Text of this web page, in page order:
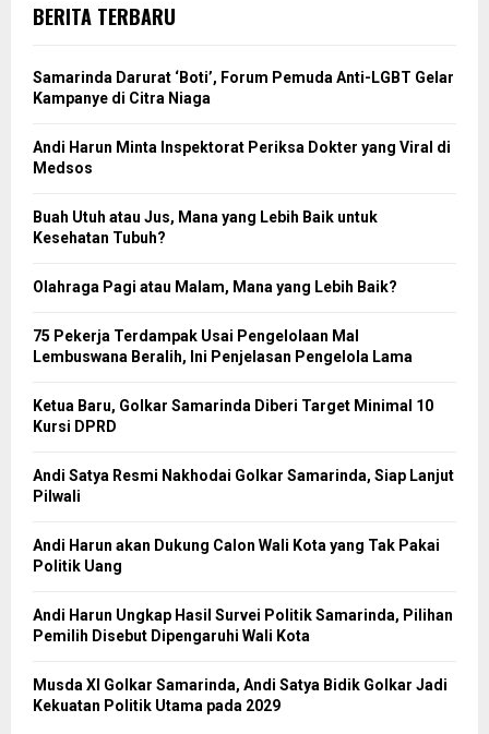
BERITA TERBARU
Samarinda Darurat ‘Boti’, Forum Pemuda Anti-LGBT Gelar
Kampanye di Citra Niaga
Andi Harun Minta Inspektorat Periksa Dokter yang Viral di
Medsos
Buah Utuh atau Jus, Mana yang Lebih Baik untuk
Kesehatan Tubuh?
Olahraga Pagi atau Malam, Mana yang Lebih Baik?
75 Pekerja Terdampak Usai Pengelolaan Mal
Lembuswana Beralih, Ini Penjelasan Pengelola Lama
Ketua Baru, Golkar Samarinda Diberi Target Minimal 10
Kursi DPRD
Andi Satya Resmi Nakhodai Golkar Samarinda, Siap Lanjut
Pilwali
Andi Harun akan Dukung Calon Wali Kota yang Tak Pakai
Politik Uang
Andi Harun Ungkap Hasil Survei Politik Samarinda, Pilihan
Pemilih Disebut Dipengaruhi Wali Kota
Musda XI Golkar Samarinda, Andi Satya Bidik Golkar Jadi
Kekuatan Politik Utama pada 2029